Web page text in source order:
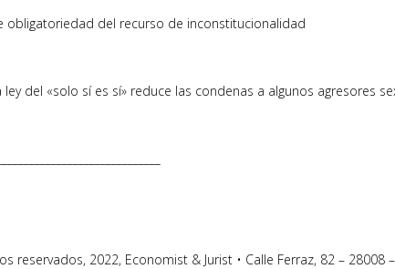
obligatoriedad del recurso de inconstitucionalidad
ley del «solo sí es sí» reduce las condenas a algunos agresores
reservados, 2022, Economist & Jurist • Calle Ferraz, 82 – 28008